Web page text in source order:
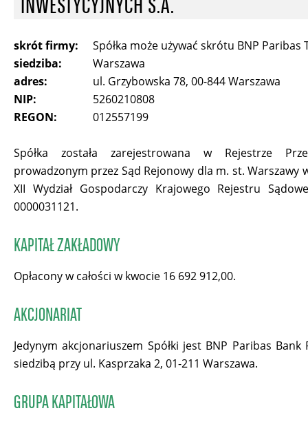
INWESTYCYJNYCH S.A.
skrót firmy:
Spółka może używać skrótu BNP Paribas
siedziba:
Warszawa
adres:
ul. Grzybowska 78, 00-844 Warszawa
NIP:
5260210808
REGON:
012557199
Spółka została zarejestrowana w Rejestrze
prowadzonym przez Sąd Rejonowy dla m. st. Warszawy
XII Wydział Gospodarczy Krajowego Rejestru
0000031121.
KAPITAŁ ZAKŁADOWY
Opłacony w całości w kwocie 16 692 912,00.
AKCJONARIAT
Jedynym akcjonariuszem Spółki jest BNP Paribas Bank
siedzibą przy ul. Kasprzaka 2, 01-211 Warszawa.
GRUPA KAPITAŁOWA